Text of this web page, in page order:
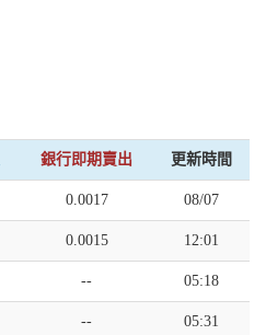
銀行即期賣出 更新時間
0.0017 08/07
0.0015 12:01
-- 05:18
-- 05:31